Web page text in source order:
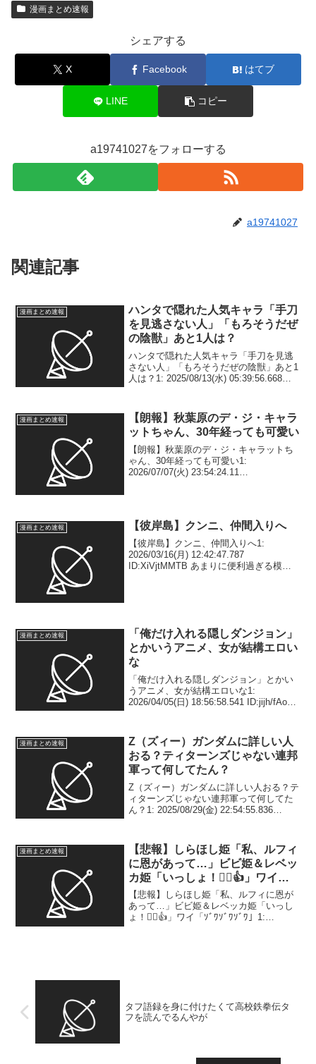
漫画まとめ速報
シェアする
X Facebook はてブ
LINE コピー
a19741027をフォローする
a19741027
関連記事
漫画まとめ速報
ハンタで隠れた人気キャラ「手刀
を見逃さない人」「もろそうだぜ
の陰獣」あと1人は？
ハンタで隠れた人気キャラ「手刀を見逃
さない人」「もろそうだぜの陰獣」あと1
人は？1: 2025/08/13(水) 05:39:56.668
漫画まとめ速報
【朗報】秋葉原のデ・ジ・キャラ
ットちゃん、30年経っても可愛い
【朗報】秋葉原のデ・ジ・キャラットち
ゃん、30年経っても可愛い1:
2026/07/07(火) 23:54:24.11
漫画まとめ速報 【彼岸島】クンニ、仲間入りへ
【彼岸島】クンニ、仲間入りへ1:
2026/03/16(月) 12:42:47.787
ID:XiVjtMMTB あまりに便利過ぎる模様2:
漫画まとめ速報
「俺だけ入れる隠しダンジョン」
とかいうアニメ、女が結構エロい
な
「俺だけ入れる隠しダンジョン」とかい
うアニメ、女が結構エロいな1:
2026/04/05(日) 18:56:58.541 ID:jijh/fAoV
漫画まとめ速報
Z（ズィー）ガンダムに詳しい人
おる？ティターンズじゃない連邦
軍って何してたん？
Z（ズィー）ガンダムに詳しい人おる？テ
ィターンズじゃない連邦軍って何してた
ん？1: 2025/08/29(金) 22:54:55.836
2025/08/2...
漫画まとめ速報
【悲報】しらほし姫「私、ルフィ
に恩があって…」ビビ姫＆レベッ
カ姫「いっしょ！👍🏻👍」ワイ
「ｿﾞﾜｿﾞﾜｿﾞﾜ」
【悲報】しらほし姫「私、ルフィに恩が
あって…」ビビ姫＆レベッカ姫「いっし
ょ！👍🏻👍」ワイ「ｿﾞﾜｿﾞﾜｿﾞﾜ」1:
タフ語録を身に付けたくて高校鉄拳伝タ
フを読んでるんやが